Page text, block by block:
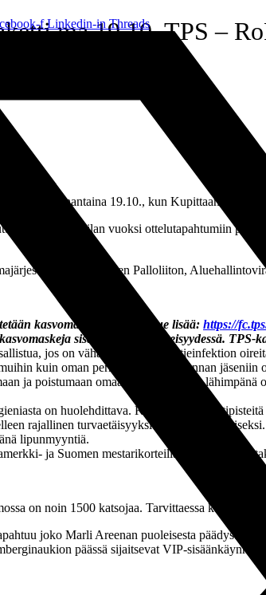
f Linkedin-in Threads
ma 19.10. TPS –
ensi maanantaina 19.10., kun Kupittaan
poikkeustilan vuoksi ottelutapahtumiin
Suomen Palloliiton,
kasvomaskin käyttöä. Lue lisää: https://
sisäänkäynnin läheisyydessä. TPS-
jos on vähäisiäkin hengitystieinfektion
kuin oman perheen tai ruokakunnan jäseniin
ja poistumaan omaa katsomolohkoa
on huolehdittava. Käsien desinfiointipisteitä
rajallinen turvaetäisyyksien mahdollistamiseksi.
lipunmyyntiä.
ja Suomen mestarikorteilla, Palloliiton
on noin 1500 katsojaa. Tarvittaessa käyttöön
joko Marli Areenan puoleisesta päädystä
päässä sijaitsevat VIP-sisäänkäynnin